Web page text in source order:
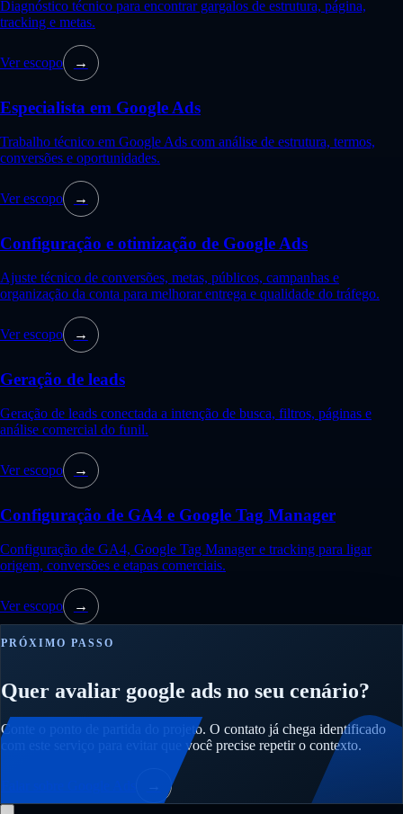
Diagnóstico técnico para encontrar gargalos de estrutura, página,
tracking e metas.
Ver escopo →
Especialista em Google Ads
Trabalho técnico em Google Ads com análise de estrutura, termos,
conversões e oportunidades.
Ver escopo →
Configuração e otimização de Google Ads
Ajuste técnico de conversões, metas, públicos, campanhas e
organização da conta para melhorar entrega e qualidade do tráfego.
Ver escopo →
Geração de leads
Geração de leads conectada a intenção de busca, filtros, páginas e
análise comercial do funil.
Ver escopo →
Configuração de GA4 e Google Tag Manager
Configuração de GA4, Google Tag Manager e tracking para ligar
origem, conversões e etapas comerciais.
Ver escopo →
PRÓXIMO PASSO
Quer avaliar google ads no seu cenário?
Conte o ponto de partida do projeto. O contato já chega identificado
com este serviço para evitar que você precise repetir o contexto.